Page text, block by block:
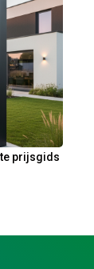
prijsgids